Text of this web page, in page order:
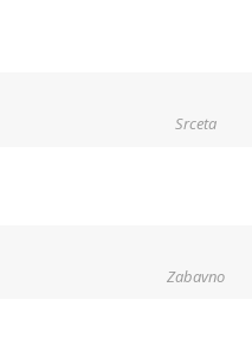
Srceta
Zabavno